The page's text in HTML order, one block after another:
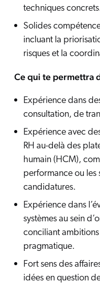
techniques
Solides
incluant la
risques et la
Ce qui te permettra
Expérience dans
consultation, de
Expérience avec
RH au-delà des
humain (HCM),
performance ou les
candidatures.
Expérience dans
systèmes au sein
conciliant
pragmatique.
Fort sens des
idées en question